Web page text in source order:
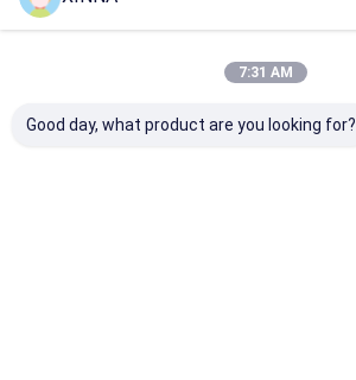
Penjaga Transduser
7:31 AM
Good day, what product are you looking for?